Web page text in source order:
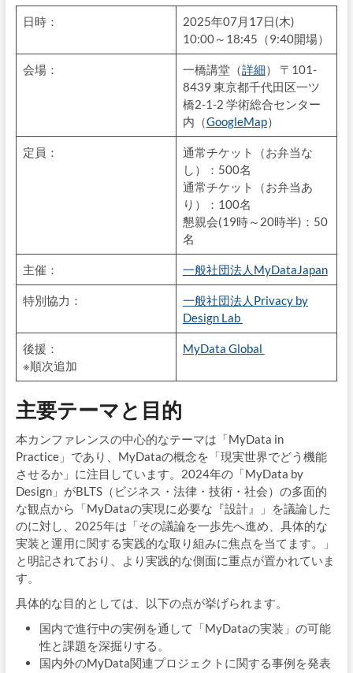
日時：
2025年07月17日(木)
10:00～18:45（9:40開場）
会場： 一橋講堂（詳細） 〒101-
8439 東京都千代田区一ツ
橋2-1-2 学術総合センター
内（GoogleMap）
定員：
通常チケット（お弁当な
し）：500名
通常チケット（お弁当あ
り）：100名
懇親会(19時～20時半)：50
名
主催： 一般社団法人MyDataJapan
特別協力：
一般社団法人Privacy by
Design Lab
後援：
※順次追加
MyData Global
主要テーマと目的
本カンファレンスの中心的なテーマは「MyData in
Practice」であり、MyDataの概念を「現実世界でどう機能
させるか」に注目しています。2024年の「MyData by
Design」がBLTS（ビジネス・法律・技術・社会）の多面的
な観点から「MyDataの実現に必要な『設計』」を議論した
のに対し、2025年は「その議論を一歩先へ進め、具体的な
実装と運用に関する実践的な取り組みに焦点を当てます。」
と明記されており、より実践的な側面に重点が置かれていま
す。
具体的な目的としては、以下の点が挙げられます。
国内で進行中の実例を通して「MyDataの実装」の可能
性と課題を深掘りする。
国内外のMyData関連プロジェクトに関する事例を発表